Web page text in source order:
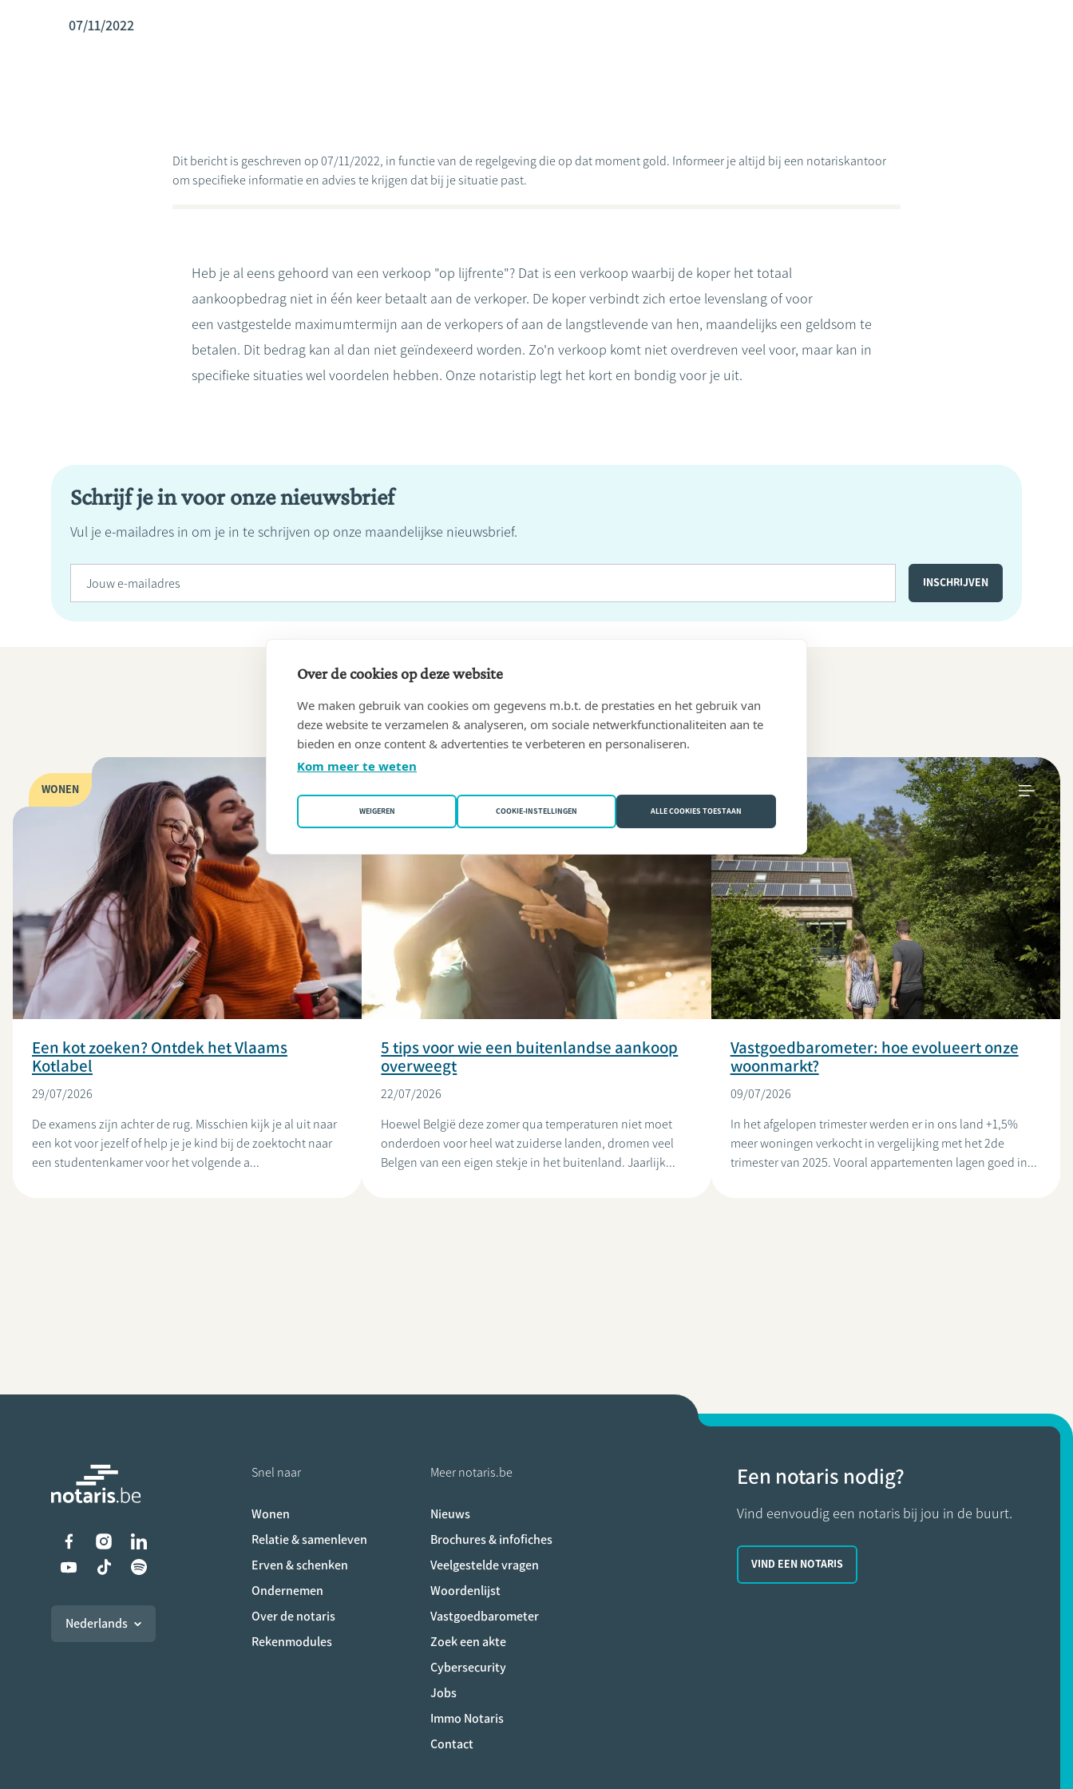
07/11/2022
Dit bericht is geschreven op 07/11/2022, in functie van de regelgeving die op dat moment gold. Informeer je altijd bij een notariskantoor
om specifieke informatie en advies te krijgen dat bij je situatie past.
Heb je al eens gehoord van een verkoop "op lijfrente"? Dat is een verkoop waarbij de koper het totaal
aankoopbedrag niet in één keer betaalt aan de verkoper. De koper verbindt zich ertoe levenslang of voor
een vastgestelde maximumtermijn aan de verkopers of aan de langstlevende van hen, maandelijks een geldsom te
betalen. Dit bedrag kan al dan niet geïndexeerd worden. Zo'n verkoop komt niet overdreven veel voor, maar kan in
specifieke situaties wel voordelen hebben. Onze notaristip legt het kort en bondig voor je uit.
Schrijf je in voor onze nieuwsbrief
Vul je e-mailadres in om je in te schrijven op onze maandelijkse nieuwsbrief.
Gerelateerd nieuws
WONEN
Een kot zoeken? Ontdek het Vlaams
Kotlabel
29/07/2026
De examens zijn achter de rug. Misschien kijk je al uit naar
een kot voor jezelf of help je je kind bij de zoektocht naar
een studentenkamer voor het volgende a...
5 tips voor wie een buitenlandse aankoop
overweegt
22/07/2026
Hoewel België deze zomer qua temperaturen niet moet
onderdoen voor heel wat zuiderse landen, dromen veel
Belgen van een eigen stekje in het buitenland. Jaarlijk...
Vastgoedbarometer: hoe evolueert onze
woonmarkt?
09/07/2026
In het afgelopen trimester werden er in ons land +1,5%
meer woningen verkocht in vergelijking met het 2de
trimester van 2025. Vooral appartementen lagen goed in...
Liens vers les réseaux sociaux
Nederlands
Snel naar
Wonen
Relatie & samenleven
Erven & schenken
Ondernemen
Over de notaris
Rekenmodules
Meer notaris.be
Nieuws
Brochures & infofiches
Veelgestelde vragen
Woordenlijst
Vastgoedbarometer
Zoek een akte
Cybersecurity
Jobs
Immo Notaris
Contact
Een notaris nodig?
Vind eenvoudig een notaris bij jou in de buurt.
VIND EEN NOTARIS
Over de cookies op deze website
We maken gebruik van cookies om gegevens m.b.t. de prestaties en het gebruik van
deze website te verzamelen & analyseren, om sociale netwerkfunctionaliteiten aan te
bieden en onze content & advertenties te verbeteren en personaliseren.
Kom meer te weten
WEIGEREN COOKIE-INSTELLINGEN ALLE COOKIES TOESTAAN